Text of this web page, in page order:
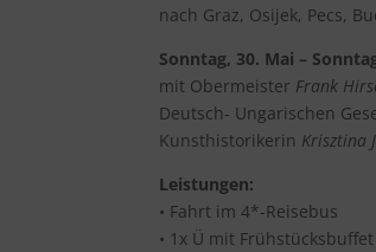
nach Graz, Osijek, Pecs,
Sonntag, 30. Mai –
mit Obermeister Frank
Deutsch- Ungarischen
Kunsthistorikerin Krisztina
Leistungen:
• Fahrt im 4*-Reisebus
• 1x Ü mit